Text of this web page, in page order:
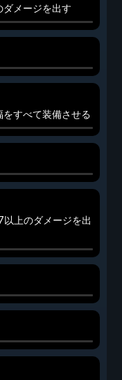
メージを出す
すべて装備させる
上のダメージを出